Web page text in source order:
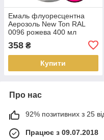
Емаль флуоресцентна
Аерозоль New Ton RAL
0096 рожева 400 мл
358 ₴
Купити
Про нас
92% позитивних з 25
Працює з 09.07.2018